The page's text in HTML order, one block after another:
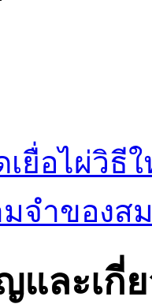
เยื่อไผ่วิ
มจำของ
ละเกี่